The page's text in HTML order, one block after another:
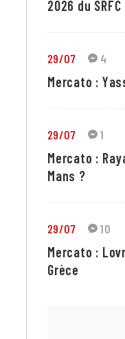
2026 du SRFC
29/07 4
Mercato :
29/07 1
Mercato :
Mans ?
29/07 10
Mercato :
Grèce